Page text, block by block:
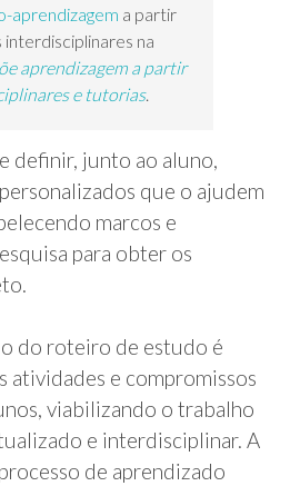
aprendizagem a partir
na
aprendizagem a partir
e tutorias.
definir, junto ao aluno,
que o ajudem
marcos e
para obter os
do roteiro de estudo é
atividades e compromissos
viabilizando o trabalho
e interdisciplinar. A
de aprendizado